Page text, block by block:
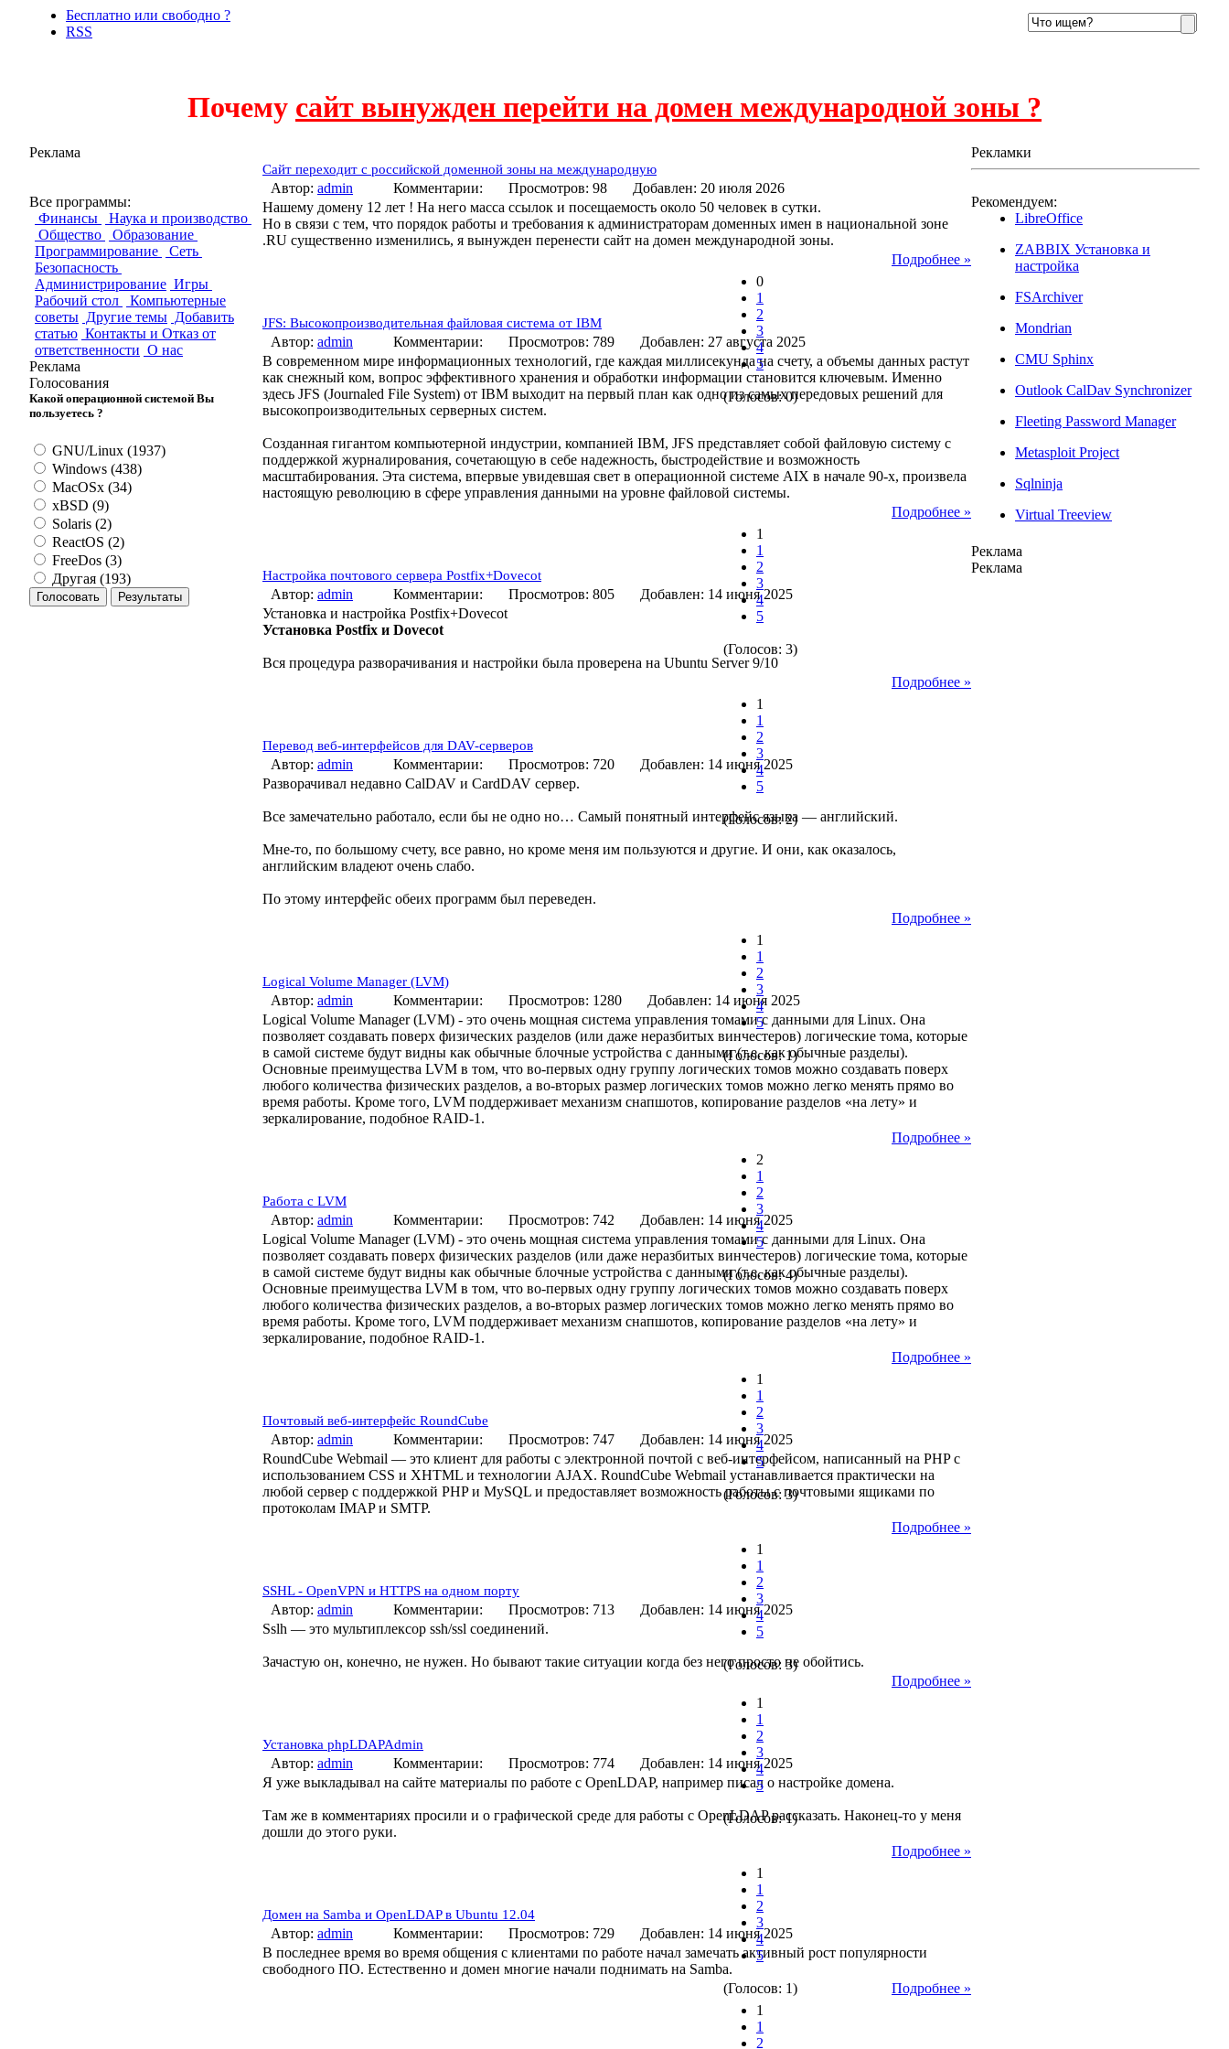
Бесплатно или свободно ?
RSS
Почему сайт вынужден перейти на домен международной зоны ?
Реклама
Все программы:
Финансы
Наука и производство
Общество
Образование
Программирование
Сеть
Безопасность
Администрирование Игры
Рабочий стол
Компьютерные
советы Другие темы Добавить
статью Контакты и Отказ от
ответственности О нас
Реклама
Голосования
Какой операционной системой Вы
пользуетесь ?
GNU/Linux (1937)
Windows (438)
MacOSx (34)
xBSD (9)
Solaris (2)
ReactOS (2)
FreeDos (3)
Другая (193)
Сайт переходит с российской доменной зоны на международную
Автор: admin Комментарии: Просмотров: 98
Добавлен: 20 июля 2026
Нашему домену 12 лет ! На него масса ссылок и посещаемость около 50 человек в сутки.
Но в связи с тем, что порядок работы и требования к администраторам доменных имен в национальной зоне
.RU существенно изменились, я вынужден перенести сайт на домен международной зоны.
0
1
2
3
4
5
(Голосов: 0)
Подробнее »
JFS: Высокопроизводительная файловая система от IBM
Автор: admin Комментарии: Просмотров: 789
Добавлен: 27 августа 2025
В современном мире информационных технологий, где каждая миллисекунда на счету, а объемы данных растут
как снежный ком, вопрос эффективного хранения и обработки информации становится ключевым. Именно
здесь JFS (Journaled File System) от IBM выходит на первый план как одно из самых передовых решений для
высокопроизводительных серверных систем.
Созданная гигантом компьютерной индустрии, компанией IBM, JFS представляет собой файловую систему с
поддержкой журналирования, сочетающую в себе надежность, быстродействие и возможность
масштабирования. Эта система, впервые увидевшая свет в операционной системе AIX в начале 90-х, произвела
настоящую революцию в сфере управления данными на уровне файловой системы.
1
1
2
3
4
5
(Голосов: 3)
Подробнее »
Настройка почтового сервера Postfix+Dovecot
Автор: admin Комментарии: Просмотров: 805
Добавлен: 14 июня 2025
Установка и настройка Postfix+Dovecot
Установка Postfix и Dovecot
Вся процедура разворачивания и настройки была проверена на Ubuntu Server 9/10
1
1
2
3
4
5
(Голосов: 2)
Подробнее »
Перевод веб-интерфейсов для DAV-серверов
Автор: admin Комментарии: Просмотров: 720
Добавлен: 14 июня 2025
Разворачивал недавно CalDAV и CardDAV сервер.
Все замечательно работало, если бы не одно но… Самый понятный интерфейс языка — английский.
Мне-то, по большому счету, все равно, но кроме меня им пользуются и другие. И они, как оказалось,
английским владеют очень слабо.
По этому интерфейс обеих программ был переведен.
1
1
2
3
4
5
(Голосов: 1)
Подробнее »
Logical Volume Manager (LVM)
Автор: admin Комментарии: Просмотров: 1280
Добавлен: 14 июня 2025
Logical Volume Manager (LVM) - это очень мощная система управления томами с данными для Linux. Она
позволяет создавать поверх физических разделов (или даже неразбитых винчестеров) логические тома, которые
в самой системе будут видны как обычные блочные устройства с данными (т.е. как обычные разделы).
Основные преимущества LVM в том, что во-первых одну группу логических томов можно создавать поверх
любого количества физических разделов, а во-вторых размер логических томов можно легко менять прямо во
время работы. Кроме того, LVM поддерживает механизм снапшотов, копирование разделов «на лету» и
зеркалирование, подобное RAID-1.
2
1
2
3
4
5
(Голосов: 4)
Подробнее »
Работа с LVM
Автор: admin Комментарии: Просмотров: 742
Добавлен: 14 июня 2025
Logical Volume Manager (LVM) - это очень мощная система управления томами с данными для Linux. Она
позволяет создавать поверх физических разделов (или даже неразбитых винчестеров) логические тома, которые
в самой системе будут видны как обычные блочные устройства с данными (т.е. как обычные разделы).
Основные преимущества LVM в том, что во-первых одну группу логических томов можно создавать поверх
любого количества физических разделов, а во-вторых размер логических томов можно легко менять прямо во
время работы. Кроме того, LVM поддерживает механизм снапшотов, копирование разделов «на лету» и
зеркалирование, подобное RAID-1.
1
1
2
3
4
5
(Голосов: 3)
Подробнее »
Почтовый веб-интерфейс RoundCube
Автор: admin Комментарии: Просмотров: 747
Добавлен: 14 июня 2025
RoundCube Webmail — это клиент для работы с электронной почтой с веб-интерфейсом, написанный на PHP с
использованием CSS и XHTML и технологии AJAX. RoundCube Webmail устанавливается практически на
любой сервер с поддержкой PHP и MySQL и предоставляет возможность работы с почтовыми ящиками по
протоколам IMAP и SMTP.
1
1
2
3
4
5
(Голосов: 3)
Подробнее »
SSHL - OpenVPN и HTTPS на одном порту
Автор: admin Комментарии: Просмотров: 713
Добавлен: 14 июня 2025
Sslh — это мультиплексор ssh/ssl соединений.
Зачастую он, конечно, не нужен. Но бывают такие ситуации когда без него просто не обойтись.
1
1
2
3
4
5
(Голосов: 1)
Подробнее »
Установка phpLDAPAdmin
Автор: admin Комментарии: Просмотров: 774
Добавлен: 14 июня 2025
Я уже выкладывал на сайте материалы по работе с OpenLDAP, например писал о настройке домена.
Там же в комментариях просили и о графической среде для работы с OpenLDAP рассказать. Наконец-то у меня
дошли до этого руки.
1
1
2
3
4
5
(Голосов: 1)
Подробнее »
Домен на Samba и OpenLDAP в Ubuntu 12.04
Автор: admin Комментарии: Просмотров: 729
Добавлен: 14 июня 2025
В последнее время во время общения с клиентами по работе начал замечать активный рост популярности
свободного ПО. Естественно и домен многие начали поднимать на Samba.
1
1
2
Подробнее »
Рекламки
Рекомендуем:
LibreOffice
ZABBIX Установка и
настройка
FSArchiver
Mondrian
CMU Sphinx
Outlook CalDav Synchronizer
Fleeting Password Manager
Metasploit Project
Sqlninja
Virtual Treeview
Реклама
Реклама